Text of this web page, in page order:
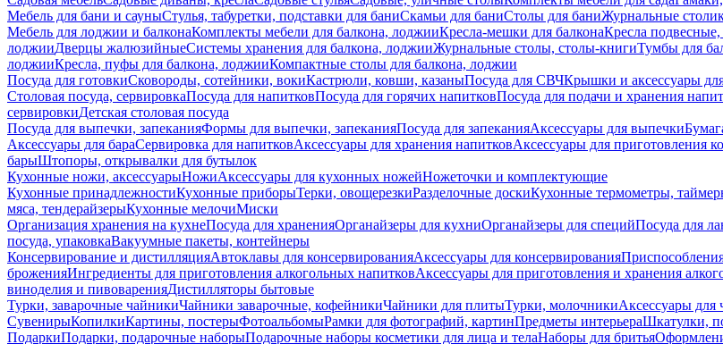
Мебель для бани и сауныСтулья, табуретки, подставки для баниСкамьи для баниСтолы для баниЖурнальные
Мебель для лоджии и балконаКомплекты мебели для балкона, лоджииКресла-мешки для балконаКресла подвесные,
лоджииДверцы жалюзийныеСистемы хранения для балкона, лоджииЖурнальные столы, столы-книгиТумбы для
лоджииКресла, пуфы для балкона, лоджииКомпактные столы для балкона, лоджии
Посуда для готовкиСковороды, сотейники, вокиКастрюли, ковши, казаныПосуда для СВЧКрышки и аксессуары
Столовая посуда, сервировкаПосуда для напитковПосуда для горячих напитковПосуда для подачи и хранения
сервировкиДетская столовая посуда
Посуда для выпечки, запеканияФормы для выпечки, запеканияПосуда для запеканияАксессуары для выпечки
Аксессуары для бараСервировка для напитковАксессуары для хранения напитковАксессуары для приготовления
барыШтопоры, открывалки для бутылок
Кухонные ножи, аксессуарыНожиАксессуары для кухонных ножейНожеточки и комплектующие
Кухонные принадлежностиКухонные приборыТерки, овощерезкиРазделочные доскиКухонные термометры,
мяса, тендерайзерыКухонные мелочиМиски
Организация хранения на кухнеПосуда для храненияОрганайзеры для кухниОрганайзеры для специйПосуда для
посуда, упаковкаВакуумные пакеты, контейнеры
Консервирование и дистилляцияАвтоклавы для консервированияАксессуары для консервирования
броженияИнгредиенты для приготовления алкогольных напитковАксессуары для приготовления и хранения
виноделия и пивоваренияДистилляторы бытовые
Турки, заварочные чайникиЧайники заварочные, кофейникиЧайники для плитыТурки, молочникиАксессуары для
СувенирыКопилкиКартины, постерыФотоальбомыРамки для фотографий, картинПредметы интерьераШкатулки,
ПодаркиПодарки, подарочные наборыПодарочные наборы косметики для лица и телаНаборы для бритья